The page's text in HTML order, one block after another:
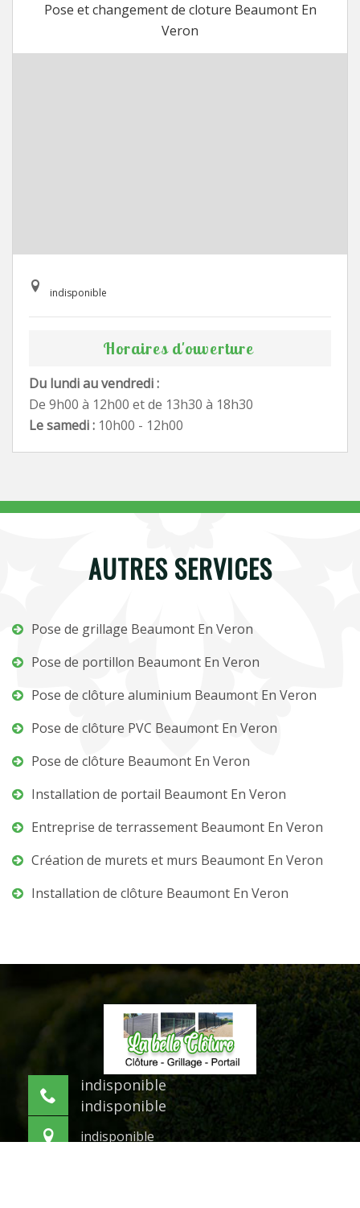
Pose et changement de cloture Beaumont En
Veron
indisponible
Horaires d'ouverture
Du lundi au vendredi :
De 9h00 à 12h00 et de 13h30 à 18h30
Le samedi : 10h00 - 12h00
AUTRES SERVICES
Pose de grillage Beaumont En Veron
Pose de portillon Beaumont En Veron
Pose de clôture aluminium Beaumont En Veron
Pose de clôture PVC Beaumont En Veron
Pose de clôture Beaumont En Veron
Installation de portail Beaumont En Veron
Entreprise de terrassement Beaumont En Veron
Création de murets et murs Beaumont En Veron
Installation de clôture Beaumont En Veron
indisponible
indisponible
indisponible